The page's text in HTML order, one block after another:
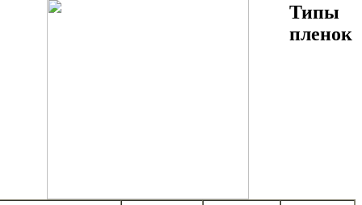
Типы
пленок